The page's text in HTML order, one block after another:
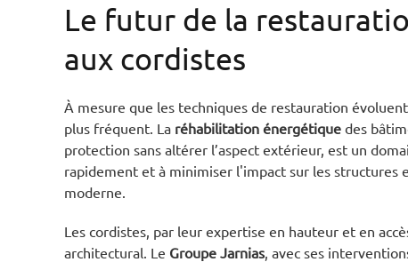
Le futur de la
aux cordistes
À mesure que les techniques de restauration
plus fréquent. La réhabilitation énergétique des
protection sans altérer l’aspect extérieur, est un
rapidement et à minimiser l'impact sur les structures
moderne.
Les cordistes, par leur expertise en hauteur et en
architectural. Le Groupe Jarnias , avec ses